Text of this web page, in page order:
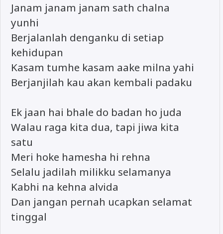
Janam janam janam sath chalna
yunhi
Berjalanlah denganku di setiap
kehidupan
Kasam tumhe kasam aake milna yahi
Berjanjilah kau akan kembali padaku
Ek jaan hai bhale do badan ho juda
Walau raga kita dua, tapi jiwa kita
satu
Meri hoke hamesha hi rehna
Selalu jadilah milikku selamanya
Kabhi na kehna alvida
Dan jangan pernah ucapkan selamat
tinggal